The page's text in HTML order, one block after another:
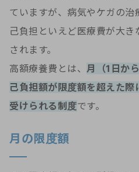
ていますが、病気やケガの治
己負担といえど医療費が大き
されます。
高額療養費とは、 月（1日か
己負担額が限度額を超えた
受けられる制度です。
月の限度額